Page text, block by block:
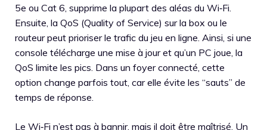
5e ou Cat 6, supprime la plupart des aléas du Wi‑Fi.
Ensuite, la QoS (Quality of Service) sur la box ou le
routeur peut prioriser le trafic du jeu en ligne. Ainsi, si une
console télécharge une mise à jour et qu’un PC joue, la
QoS limite les pics. Dans un foyer connecté, cette
option change parfois tout, car elle évite les “sauts” de
temps de réponse.
Le Wi‑Fi n’est pas à bannir, mais il doit être maîtrisé. Un